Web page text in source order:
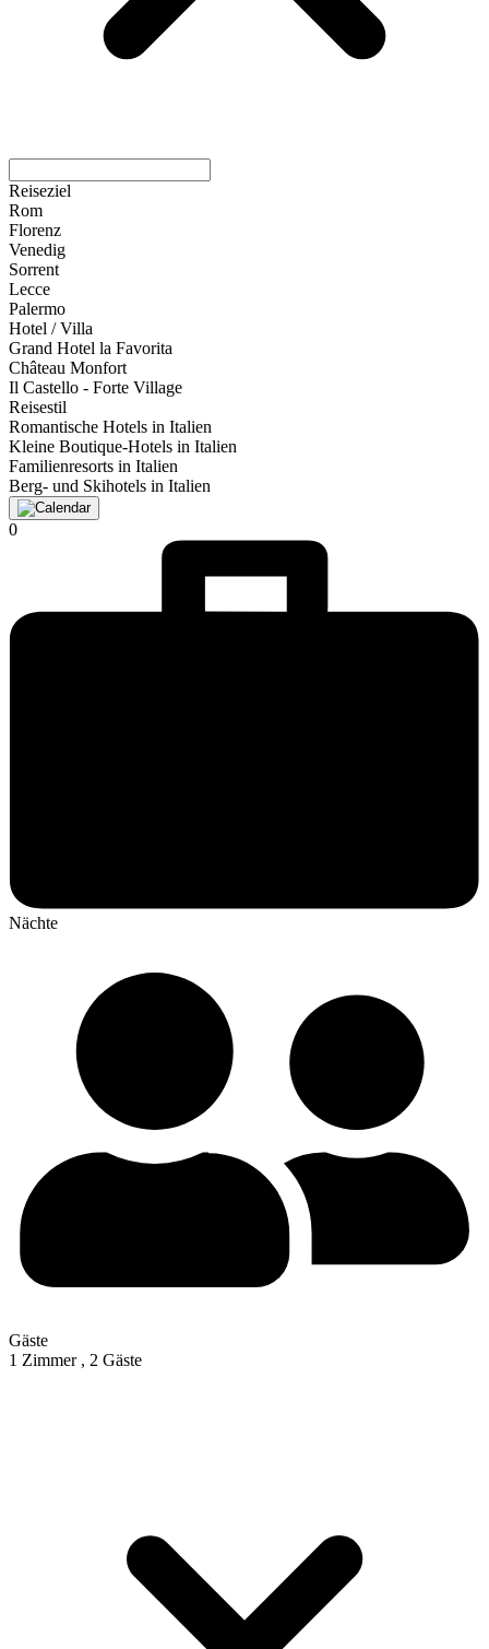
Reiseziel
Rom
Florenz
Venedig
Sorrent
Lecce
Palermo
Hotel / Villa
Grand Hotel la Favorita
Château Monfort
Il Castello - Forte Village
Reisestil
Romantische Hotels in Italien
Kleine Boutique-Hotels in Italien
Familienresorts in Italien
Berg- und Skihotels in Italien
0
Nächte
Gäste
1 Zimmer , 2 Gäste